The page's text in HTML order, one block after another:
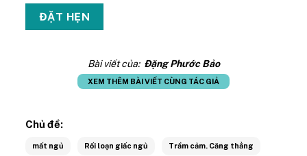
Bài viết của: Đặng Phước Bảo
XEM THÊM BÀI VIẾT CÙNG TÁC GIẢ
Chủ đề:
mất ngủ Rối loạn giấc ngủ Trầm cảm. Căng thẳng